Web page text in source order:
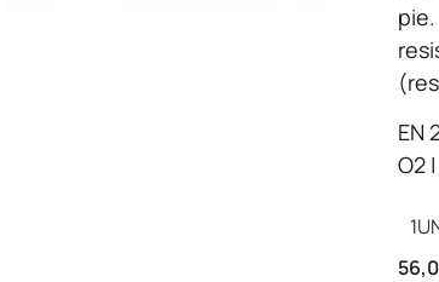
EN
O2
1